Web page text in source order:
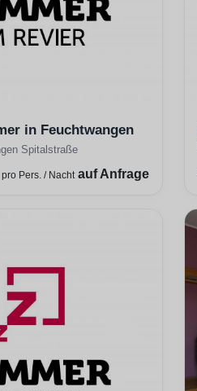
in Feuchtwangen
Spitalstraße
pro Pers. / Nacht auf Anfrage